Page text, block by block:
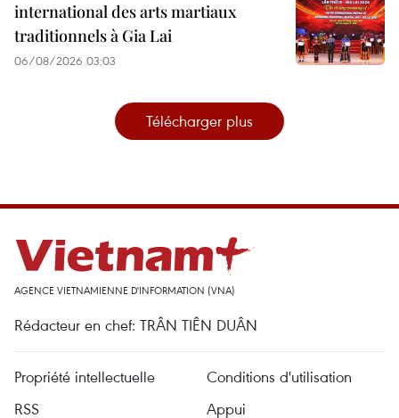
international des arts martiaux
traditionnels à Gia Lai
06/08/2026 03:03
Télécharger plus
AGENCE VIETNAMIENNE D'INFORMATION (VNA)
Rédacteur en chef: TRÂN TIÊN DUÂN
Propriété intellectuelle
Conditions d'utilisation
RSS
Appui